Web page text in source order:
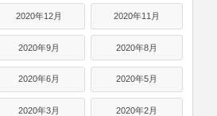
2020年12月 2020年11月
2020年9月 2020年8月
2020年6月 2020年5月
2020年3月 2020年2月